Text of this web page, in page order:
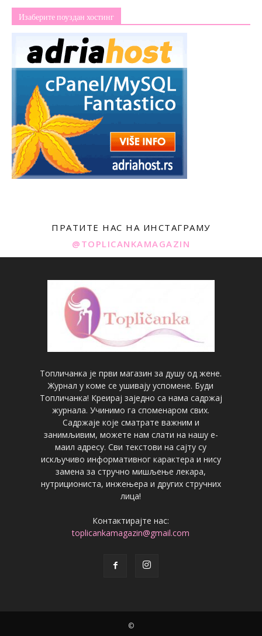
Изаберите поуздан хостинг
ПРАТИТЕ НАС НА ИНСТАГРАМУ
@TOPLICANKAMAGAZIN
Топличанка је први магазин за душу од жене.
Журнал у коме се ушивају успомене. Буди
Топличанка! Креирај заједно са нама садржај
журнала. Учинимо га споменаром свих.
Садржаје које сматрате важним и
занимљивим, можете нам слати на нашу е-
маил адресу. Сви текстови на сајту су
искључиво информативног карактера и нису
замена за стручно мишљење лекара,
нутрициониста, инжењера и других стручних
лица!
Контактирајте нас:
toplicankamagazin@gmail.com
©